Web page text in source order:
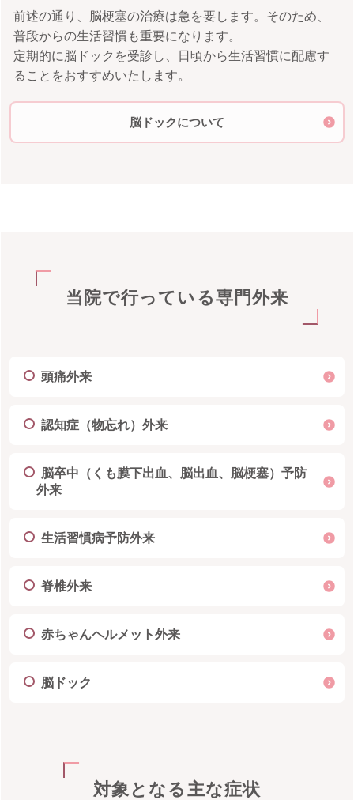
前述の通り、脳梗塞の治療は急を要します。そのため、
普段からの生活習慣も重要になります。
定期的に脳ドックを受診し、日頃から生活習慣に配慮す
ることをおすすめいたします。
脳ドックについて
当院で行っている専門外来
頭痛外来
認知症（物忘れ）外来
脳卒中（くも膜下出血、脳出血、脳梗塞）予防
外来
生活習慣病予防外来
脊椎外来
赤ちゃんヘルメット外来
脳ドック
対象となる主な症状